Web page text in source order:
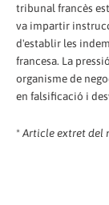
tribunal francès
va impartir
d'establir les
francesa. La
organisme de
en falsificació i
*Article extret del